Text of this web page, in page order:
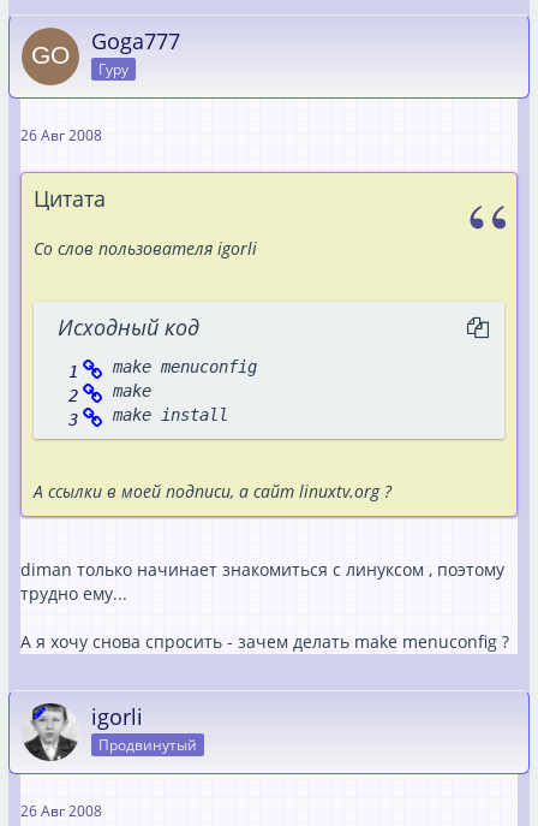
Goga777
Гуру
26 Авг 2008
Цитата
Со слов пользователя igorli
Исходный код
make install
А ссылки в моей подписи, а сайт linuxtv.org ?
diman только начинает знакомиться с линуксом , поэтому
трудно ему...
А я хочу снова спросить - зачем делать make menuconfig ?
igorli
Продвинутый
26 Авг 2008